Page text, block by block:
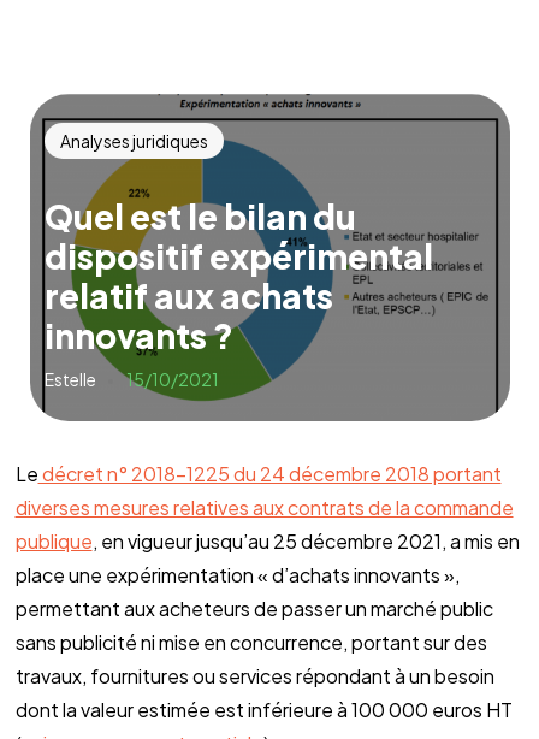
Analyses juridiques
Quel est le bilan du
dispositif expérimental
relatif aux achats
innovants ?
Estelle 15/10/2021
Ledécret n° 2018-1225 du 24 décembre 2018 portant
diverses mesures relatives aux contrats de la commande
publique, en vigueur jusqu’au 25 décembre 2021, a mis en
place une expérimentation « d’achats innovants »,
permettant aux acheteurs de passer un marché public
sans publicité ni mise en concurrence, portant sur des
travaux, fournitures ou services répondant à un besoin
dont la valeur estimée est inférieure à 100 000 euros HT